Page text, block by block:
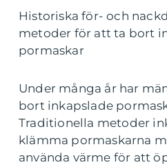
Historiska för- och
metoder för att ta bort
pormaskar
Under många år har
bort inkapslade
Traditionella metoder
klämma pormaskarna
använda värme för att